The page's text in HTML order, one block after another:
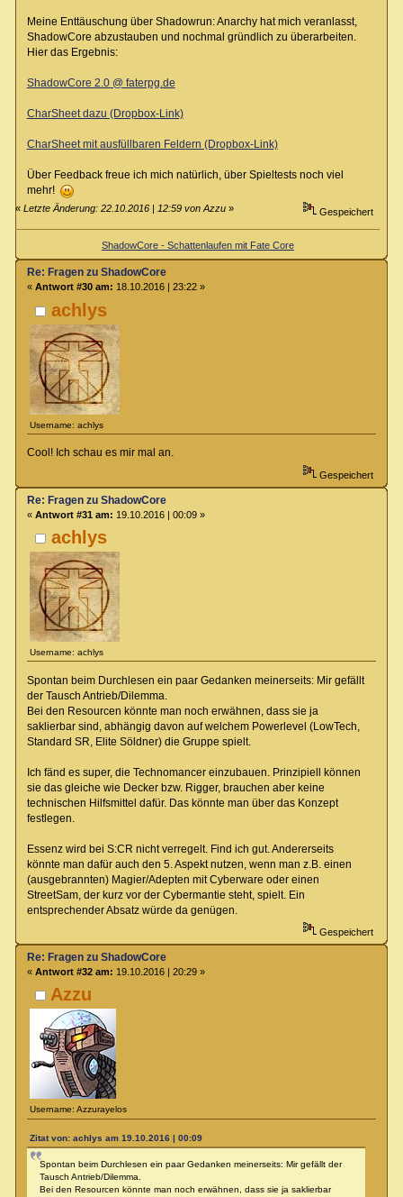
Meine Enttäuschung über Shadowrun: Anarchy hat mich veranlasst,
ShadowCore abzustauben und nochmal gründlich zu überarbeiten.
Hier das Ergebnis:
ShadowCore 2.0 @ faterpg.de
CharSheet dazu (Dropbox-Link)
CharSheet mit ausfüllbaren Feldern (Dropbox-Link)
Über Feedback freue ich mich natürlich, über Spieltests noch viel
mehr!
«Letzte Änderung: 22.10.2016 | 12:59 von Azzu » Gespeichert
ShadowCore - Schattenlaufen mit Fate Core
achlys
Username: achlys
Re: Fragen zu ShadowCore
« Antwort #30 am: 18.10.2016 | 23:22 »
Cool! Ich schau es mir mal an.
Gespeichert
achlys
Username: achlys
Re: Fragen zu ShadowCore
« Antwort #31 am: 19.10.2016 | 00:09 »
Spontan beim Durchlesen ein paar Gedanken meinerseits: Mir gefällt
der Tausch Antrieb/Dilemma.
Bei den Resourcen könnte man noch erwähnen, dass sie ja
saklierbar sind, abhängig davon auf welchem Powerlevel (LowTech,
Standard SR, Elite Söldner) die Gruppe spielt.
Ich fänd es super, die Technomancer einzubauen. Prinzipiell können
sie das gleiche wie Decker bzw. Rigger, brauchen aber keine
technischen Hilfsmittel dafür. Das könnte man über das Konzept
festlegen.
Essenz wird bei S:CR nicht verregelt. Find ich gut. Andererseits
könnte man dafür auch den 5. Aspekt nutzen, wenn man z.B. einen
(ausgebrannten) Magier/Adepten mit Cyberware oder einen
StreetSam, der kurz vor der Cybermantie steht, spielt. Ein
entsprechender Absatz würde da genügen.
Gespeichert
Azzu
Username: Azzurayelos
Re: Fragen zu ShadowCore
« Antwort #32 am: 19.10.2016 | 20:29 »
Zitat von: achlys am 19.10.2016 | 00:09
Spontan beim Durchlesen ein paar Gedanken meinerseits: Mir gefällt der
Tausch Antrieb/Dilemma.
Bei den Resourcen könnte man noch erwähnen, dass sie ja saklierbar